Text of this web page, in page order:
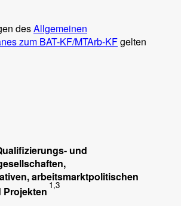
desAllgemeinen
zum BAT-KF/MTArb-KFgelten
und
arbeitsmarktpolitischen
Projekten 1,3